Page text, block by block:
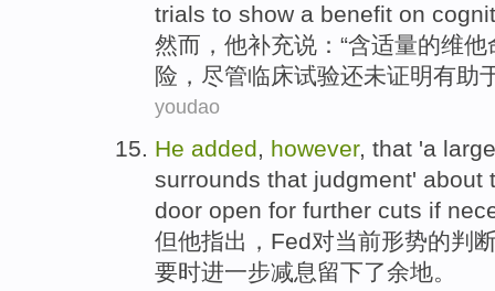
trials to show a benefit on
然而 ， 他补充说 ：“含适量的维他
险 ， 尽管临床试验还未证明有助
youdao
He added, however, that 'a large
surrounds that judgment' about
door open for further cuts if
但他指出 ，Fed对当前形势的判
要时进一步减息留下了余地。